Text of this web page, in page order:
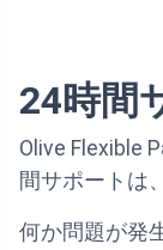
24時間
Olive Flexible
間サポートは
何か問題が発